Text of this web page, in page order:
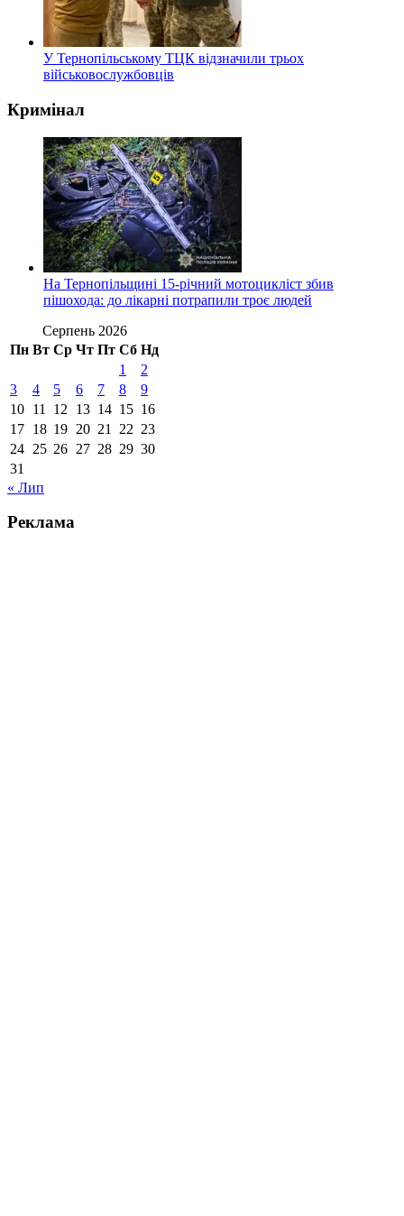
У Тернопільському ТЦК відзначили трьох
військовослужбовців
Кримінал
На Тернопільщині 15-річний мотоцикліст збив
пішохода: до лікарні потрапили троє людей
Серпень 2026
Пн Вт Ср Чт Пт Сб Нд
1
2
3
4 5 6 7 8
9
10 11 12 13 14 15 16
17 18 19 20 21 22 23
24 25 26 27 28 29 30
31
« Лип
Реклама